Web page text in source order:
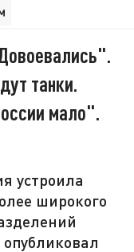
танки.
мало".
устроила
широкого